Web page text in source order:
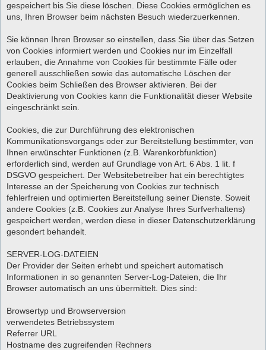
gespeichert bis Sie diese löschen. Diese Cookies ermöglichen es
uns, Ihren Browser beim nächsten Besuch wiederzuerkennen.
Sie können Ihren Browser so einstellen, dass Sie über das Setzen
von Cookies informiert werden und Cookies nur im Einzelfall
erlauben, die Annahme von Cookies für bestimmte Fälle oder
generell ausschließen sowie das automatische Löschen der
Cookies beim Schließen des Browser aktivieren. Bei der
Deaktivierung von Cookies kann die Funktionalität dieser Website
eingeschränkt sein.
Cookies, die zur Durchführung des elektronischen
Kommunikationsvorgangs oder zur Bereitstellung bestimmter, von
Ihnen erwünschter Funktionen (z.B. Warenkorbfunktion)
erforderlich sind, werden auf Grundlage von Art. 6 Abs. 1 lit. f
DSGVO gespeichert. Der Websitebetreiber hat ein berechtigtes
Interesse an der Speicherung von Cookies zur technisch
fehlerfreien und optimierten Bereitstellung seiner Dienste. Soweit
andere Cookies (z.B. Cookies zur Analyse Ihres Surfverhaltens)
gespeichert werden, werden diese in dieser Datenschutzerklärung
gesondert behandelt.
SERVER-LOG-DATEIEN
Der Provider der Seiten erhebt und speichert automatisch
Informationen in so genannten Server-Log-Dateien, die Ihr
Browser automatisch an uns übermittelt. Dies sind:
Browsertyp und Browserversion
verwendetes Betriebssystem
Referrer URL
Hostname des zugreifenden Rechners